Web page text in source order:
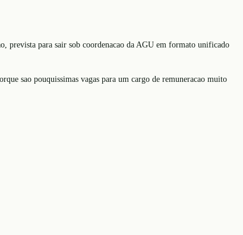
prevista para sair sob coordenacao da AGU em formato unificado
sao pouquissimas vagas para um cargo de remuneracao muito